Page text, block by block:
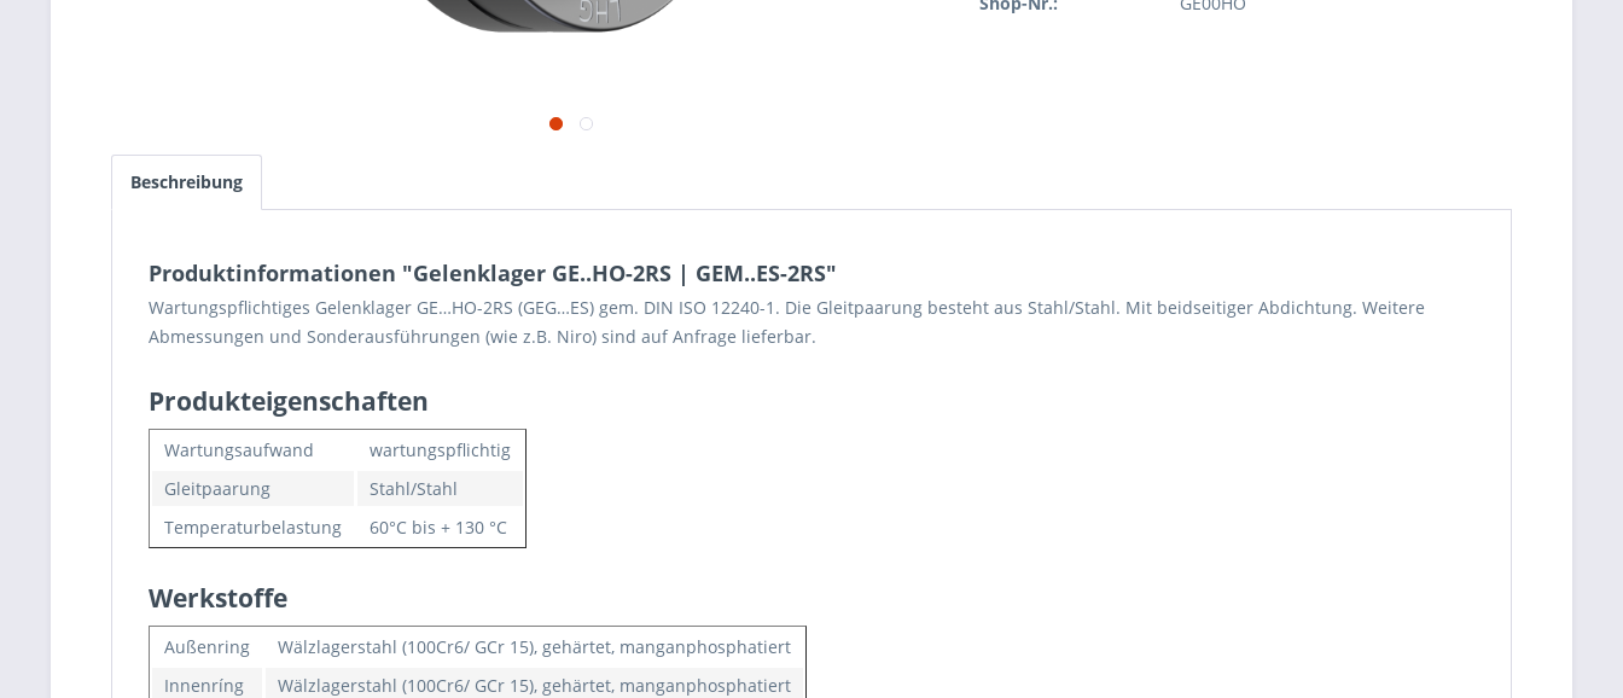
Beschreibung
Produktinformationen "Gelenklager GE..HO-2RS | GEM..ES-2RS"
Wartungspflichtiges Gelenklager GE…HO-2RS (GEG…ES) gem. DIN ISO 12240-1. Die Gleitpaarung besteht aus Stahl/Stahl. Mit beidseitiger Abdichtung. Weitere
Abmessungen und Sonderausführungen (wie z.B. Niro) sind auf Anfrage lieferbar.
Produkteigenschaften
Wartungsaufwand
wartungspflichtig
Gleitpaarung
Stahl/Stahl
Temperaturbelastung
60°C bis + 130 °C
Werkstoffe
Außenring
Wälzlagerstahl (100Cr6/ GCr 15), gehärtet, manganphosphatiert
Innenríng
Wälzlagerstahl (100Cr6/ GCr 15), gehärtet, manganphosphatiert